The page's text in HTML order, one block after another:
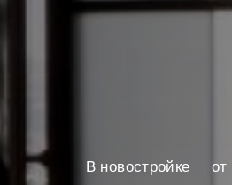
В новостройке от